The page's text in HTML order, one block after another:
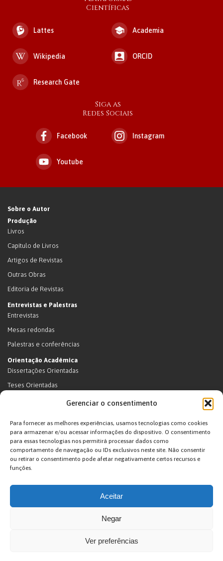
Gerenciar o consentimento
Para fornecer as melhores experiências, usamos tecnologias como cookies
para armazenar e/ou acessar informações do dispositivo. O consentimento
para essas tecnologias nos permitirá processar dados como
comportamento de navegação ou IDs exclusivos neste site. Não consentir
ou retirar o consentimento pode afetar negativamente certos recursos e
funções.
Aceitar
Negar
Ver preferências
Científicas
Lattes Academia
Wikipedia ORCID
Research Gate
Siga as
Redes Sociais
Facebook Instagram
Youtube
Sobre o Autor
Produção
Livros
Capítulo de Livros
Artigos de Revistas
Outras Obras
Editoria de Revistas
Entrevistas e Palestras
Entrevistas
Mesas redondas
Palestras e conferências
Orientação Acadêmica
Dissertações Orientadas
Teses Orientadas
Livros (dissertações e teses)
Supervisão de pós-doutorado
Supervisão de pós-doutorado (em andamento)
Orientações de outra natureza
Exposições
Terras Indígenas
Projetos